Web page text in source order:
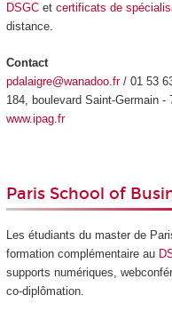
DSGCet certificats de
distance.
Contact
pdalaigre@wanadoo.fr/ 01 53
184, boulevard Saint-Germain -
www.ipag.fr
Paris School of
Les étudiants du master de
formation complémentaire au
supports numériques,
co-diplômation.